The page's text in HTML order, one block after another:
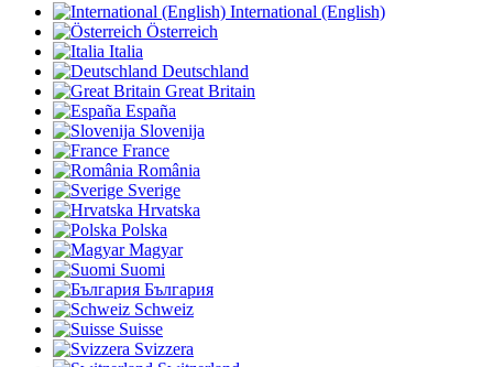
International (English)
Österreich
Italia
Deutschland
Great Britain
España
Slovenija
France
România
Sverige
Hrvatska
Polska
Magyar
Suomi
България
Schweiz
Suisse
Svizzera